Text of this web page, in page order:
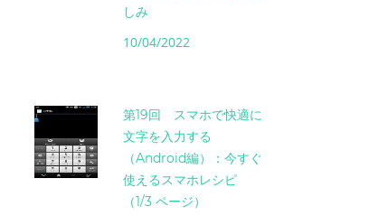
しみ
10/04/2022
第19回 スマホで快適に
文字を入力する
（Android編）：今すぐ
使えるスマホレシピ
（1/3 ページ）